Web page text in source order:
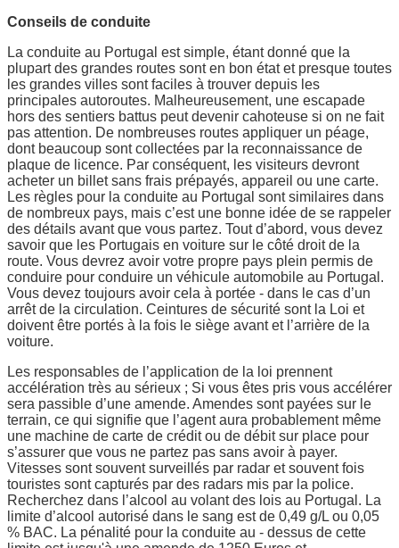
Conseils de conduite
La conduite au Portugal est simple, étant donné que la
plupart des grandes routes sont en bon état et presque toutes
les grandes villes sont faciles à trouver depuis les
principales autoroutes. Malheureusement, une escapade
hors des sentiers battus peut devenir cahoteuse si on ne fait
pas attention. De nombreuses routes appliquer un péage,
dont beaucoup sont collectées par la reconnaissance de
plaque de licence. Par conséquent, les visiteurs devront
acheter un billet sans frais prépayés, appareil ou une carte.
Les règles pour la conduite au Portugal sont similaires dans
de nombreux pays, mais c’est une bonne idée de se rappeler
des détails avant que vous partez. Tout d’abord, vous devez
savoir que les Portugais en voiture sur le côté droit de la
route. Vous devrez avoir votre propre pays plein permis de
conduire pour conduire un véhicule automobile au Portugal.
Vous devez toujours avoir cela à portée - dans le cas d’un
arrêt de la circulation. Ceintures de sécurité sont la Loi et
doivent être portés à la fois le siège avant et l’arrière de la
voiture.
Les responsables de l’application de la loi prennent
accélération très au sérieux ; Si vous êtes pris vous accélérer
sera passible d’une amende. Amendes sont payées sur le
terrain, ce qui signifie que l’agent aura probablement même
une machine de carte de crédit ou de débit sur place pour
s’assurer que vous ne partez pas sans avoir à payer.
Vitesses sont souvent surveillés par radar et souvent fois
touristes sont capturés par des radars mis par la police.
Recherchez dans l’alcool au volant des lois au Portugal. La
limite d’alcool autorisé dans le sang est de 0,49 g/L ou 0,05
% BAC. La pénalité pour la conduite au - dessus de cette